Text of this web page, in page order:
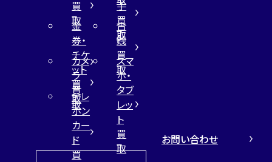
買
取
手
買
取
金
券・
チケ
ット
買
取
古
銭
買
取
カメ
ラ
買
取
スマ
ホ・
タブ
レッ
ト
買
取
テレ
ホン
カー
ド
買
お問い合わせ